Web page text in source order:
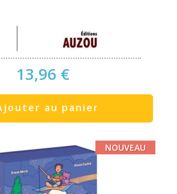
13,96 €
au panier
NOUVEAU